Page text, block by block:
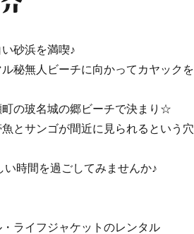
砂浜を満喫♪
秘無人ビーチに向かってカヤックを
の玻名城の郷ビーチで決まり☆
とサンゴが間近に見られるという穴
時間を過ごしてみませんか♪
ライフジャケットのレンタル